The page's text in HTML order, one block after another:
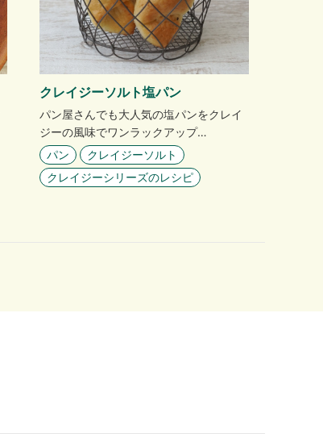
クレイジーソルト塩パン
パン屋さんでも大人気の塩パンをクレイ
ジーの風味でワンラックアップ…
パン
クレイジーソルト
クレイジーシリーズのレシピ